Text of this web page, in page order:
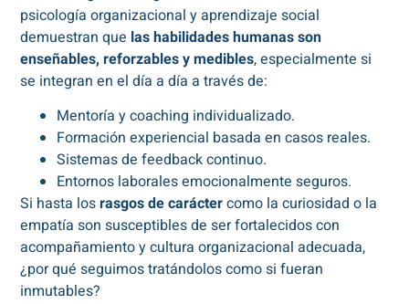
psicología organizacional y aprendizaje social
demuestran que las habilidades humanas son
enseñables, reforzables y medibles, especialmente si
se integran en el día a día a través de:
Mentoría y coaching individualizado.
Formación experiencial basada en casos reales.
Sistemas de feedback continuo.
Entornos laborales emocionalmente seguros.
Si hasta losrasgos de caráctercomo la curiosidad o la
empatía son susceptibles de ser fortalecidos con
acompañamiento y cultura organizacional adecuada,
¿por qué seguimos tratándolos como si fueran
inmutables?